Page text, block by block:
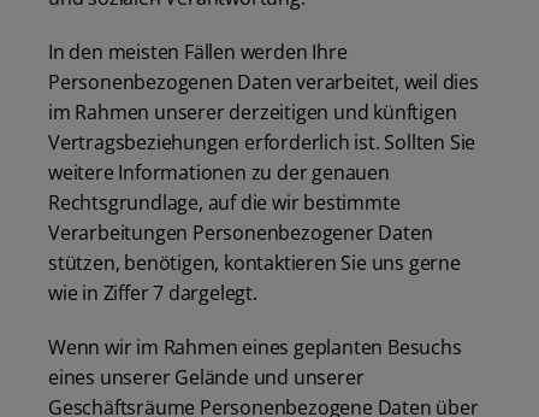
In den meisten Fällen werden Ihre
Personenbezogenen Daten verarbeitet, weil dies
im Rahmen unserer derzeitigen und künftigen
Vertragsbeziehungen erforderlich ist. Sollten Sie
weitere Informationen zu der genauen
Rechtsgrundlage, auf die wir bestimmte
Verarbeitungen Personenbezogener Daten
stützen, benötigen, kontaktieren Sie uns gerne
wie in Ziffer 7 dargelegt.
Wenn wir im Rahmen eines geplanten Besuchs
eines unserer Gelände und unserer
Geschäftsräume Personenbezogene Daten über